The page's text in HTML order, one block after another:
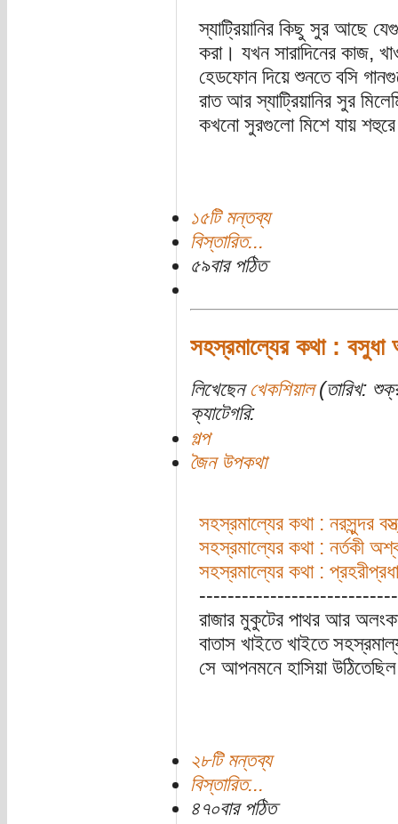
স্যাট্রিয়ানির কিছু সুর আছে
করা। যখন সারাদিনের কাজ,
হেডফোন দিয়ে শুনতে বসি
রাত আর স্যাট্রিয়ানির সুর
কখনো সুরগুলো মিশে যায় শহুরে
১৫টি মন্তব্য
বিস্তারিত...
৫৯বার পঠিত
সহস্রমাল্যের কথা :
লিখেছেন খেকশিয়াল(তারিখ:
ক্যাটেগরি:
গল্প
জৈন উপকথা
সহস্রমাল্যের কথা : নরসুন্দর
সহস্রমাল্যের কথা : নর্তকী
সহস্রমাল্যের কথা :
রাজার মুকুটের পাথর আর
বাতাস খাইতে খাইতে
সে আপনমনে হাসিয়া
২৮টি মন্তব্য
বিস্তারিত...
৪৭০বার পঠিত